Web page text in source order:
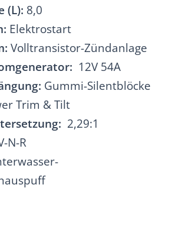
(L): 8,0
Elektrostart
Volltransistor-Zündanlage
12V 54A
Gummi-Silentblöcke
Trim & Tilt
2,29:1
N-R